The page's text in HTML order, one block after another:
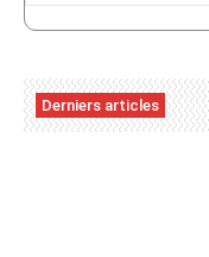
Derniers articles